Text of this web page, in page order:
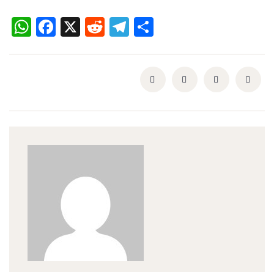
WhatsApp
Facebook
X RedditTelegram